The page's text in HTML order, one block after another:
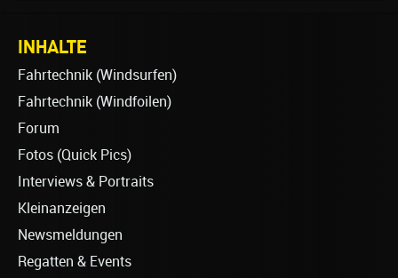
INHALTE
Fahrtechnik (Windsurfen)
Fahrtechnik (Windfoilen)
Forum
Fotos (Quick Pics)
Interviews & Portraits
Kleinanzeigen
Newsmeldungen
Regatten & Events